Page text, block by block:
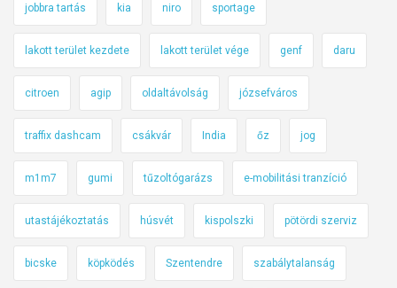
jobbra tartás kia niro sportage
lakott terület kezdete lakott terület vége genf daru
citroen agip oldaltávolság józsefváros
traffix dashcam csákvár India őz jog
m1m7 gumi tűzoltógarázs e-mobilitási tranzíció
utastájékoztatás húsvét kispolszki pötördi szerviz
bicske köpködés Szentendre szabálytalanság